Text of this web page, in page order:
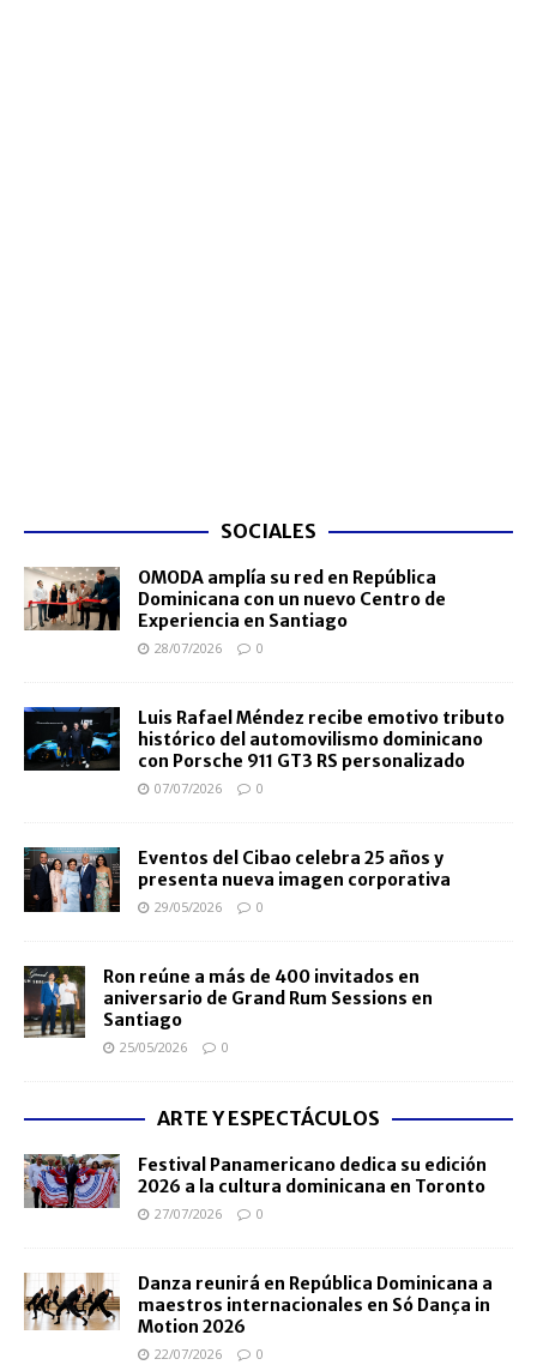
SOCIALES
OMODA amplía su red en República
Dominicana con un nuevo Centro de
Experiencia en Santiago
28/07/2026 0
Luis Rafael Méndez recibe emotivo tributo
histórico del automovilismo dominicano
con Porsche 911 GT3 RS personalizado
07/07/2026 0
Eventos del Cibao celebra 25 años y
presenta nueva imagen corporativa
29/05/2026 0
Ron reúne a más de 400 invitados en
aniversario de Grand Rum Sessions en
Santiago
25/05/2026 0
ARTE Y ESPECTÁCULOS
Festival Panamericano dedica su edición
2026 a la cultura dominicana en Toronto
27/07/2026 0
Danza reunirá en República Dominicana a
maestros internacionales en Só Dança in
Motion 2026
22/07/2026 0